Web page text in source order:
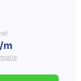
m